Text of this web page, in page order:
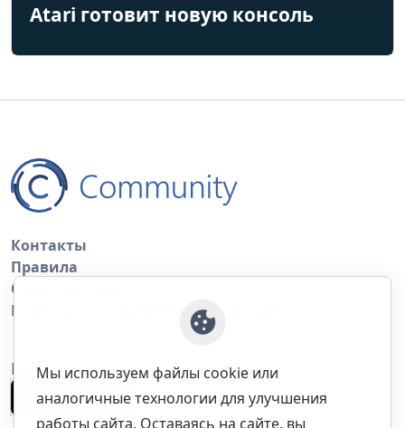
Atari готовит новую консоль
Контакты
Правила
Обратная связь
Правила копирования материалов
Приложение
Мы используем файлы cookie или
аналогичные технологии для улучшения
работы сайта. Оставаясь на сайте, вы